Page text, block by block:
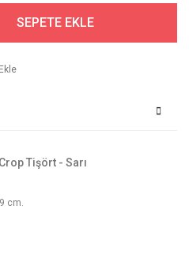
SEPETE EKLE
Tişört - Sarı
cm.